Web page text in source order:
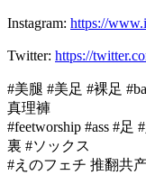
Instagram: https://
Twitter: https://
#美腿 #美足 #裸足
真理褲
#feetworship #ass #
裏 #ソックス
#えのフェチ 推翻共